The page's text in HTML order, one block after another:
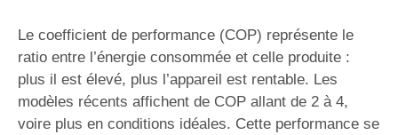
Le coefficient de performance (COP) représente le
ratio entre l’énergie consommée et celle produite :
plus il est élevé, plus l’appareil est rentable. Les
modèles récents affichent de COP allant de 2 à 4,
voire plus en conditions idéales. Cette performance se